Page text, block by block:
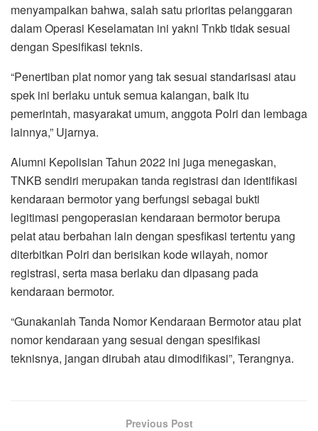
menyampaikan bahwa, salah satu prioritas pelanggaran
dalam Operasi Keselamatan ini yakni Tnkb tidak sesuai
dengan Spesifikasi teknis.
“Penertiban plat nomor yang tak sesuai standarisasi atau
spek ini berlaku untuk semua kalangan, baik itu
pemerintah, masyarakat umum, anggota Polri dan lembaga
lainnya,” Ujarnya.
Alumni Kepolisian Tahun 2022 ini juga menegaskan,
TNKB sendiri merupakan tanda registrasi dan identifikasi
kendaraan bermotor yang berfungsi sebagai bukti
legitimasi pengoperasian kendaraan bermotor berupa
pelat atau berbahan lain dengan spesfikasi tertentu yang
diterbitkan Polri dan berisikan kode wilayah, nomor
registrasi, serta masa berlaku dan dipasang pada
kendaraan bermotor.
“Gunakanlah Tanda Nomor Kendaraan Bermotor atau plat
nomor kendaraan yang sesuai dengan spesifikasi
teknisnya, jangan dirubah atau dimodifikasi”, Terangnya.
Previous Post